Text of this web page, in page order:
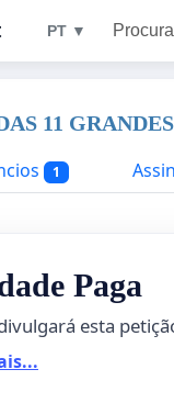
PT ▼
11
1
Paga
esta